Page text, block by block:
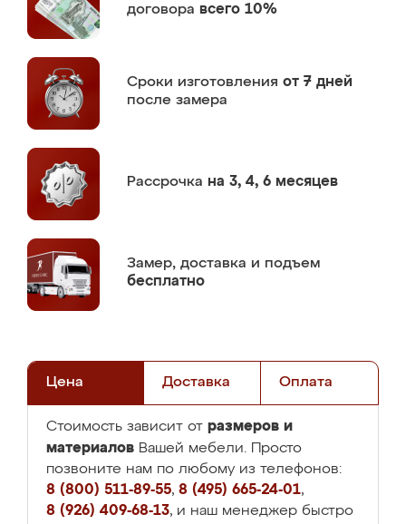
договора всего 10%
Сроки изготовления от 7 дней
после замера
Рассрочка на 3, 4, 6 месяцев
Замер, доставка и подъем
бесплатно
Цена Доставка Оплата
Стоимость зависит от размеров и
материалов Вашей мебели. Просто
позвоните нам по любому из телефонов:
8 (800) 511-89-55, 8 (495) 665-24-01,
8 (926) 409-68-13, и наш менеджер быстро